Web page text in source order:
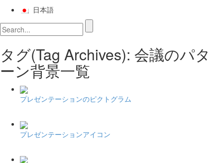
日本語
タグ(Tag Archives): 会議のパタ
ーン背景一覧
プレゼンテーションのピクトグラム
プレゼンテーションアイコン